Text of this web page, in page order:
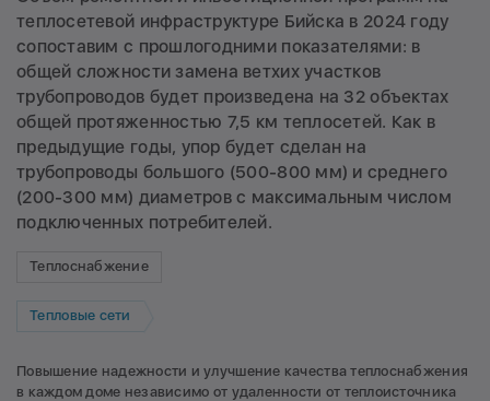
теплосетевой инфраструктуре Бийска в 2024 году
сопоставим с прошлогодними показателями: в
общей сложности замена ветхих участков
трубопроводов будет произведена на 32 объектах
общей протяженностью 7,5 км теплосетей. Как в
предыдущие годы, упор будет сделан на
трубопроводы большого (500-800 мм) и среднего
(200-300 мм) диаметров с максимальным числом
подключенных потребителей.
Теплоснабжение
Тепловые сети
Повышение надежности и улучшение качества теплоснабжения
в каждом доме независимо от удаленности от теплоисточника